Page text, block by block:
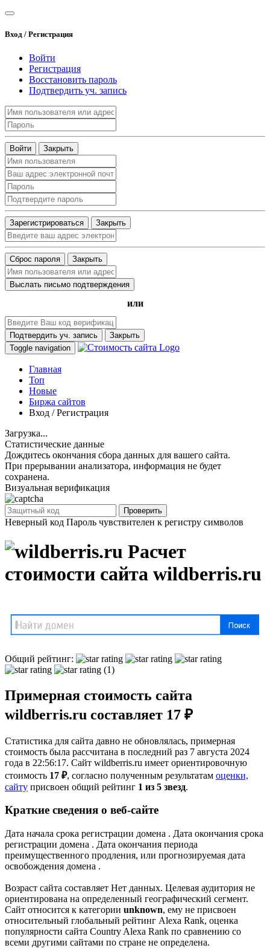
Вход / Регистрация
Войти
Регистрация
Восстановить пароль
Подтвердить уч. запись
Войти Закрыть
Зарегистрироваться Закрыть
Сброс пароля Закрыть
Выслать письмо подтверждения
или
Подтвердить уч. запись
Закрыть
Toggle navigation
Главная
Топ
Новые
Биржа сайтов
Вход / Регистрация
Загрузка...
Статистические данные
Дождитесь окончания сбора данных для вашего сайта.
При прерывании анализатора, информация не будет
сохранена.
Визуальная верификация
Проверить
Неверный код Пароль чувствителен к регистру символов
Расчет
стоимости сайта wildberris.ru
Общий рейтинг:
(1)
Примерная стоимость сайта
wildberris.ru составляет 17 ₽
Статистика для сайта давно не обновлялась, примерная
стоимость была рассчитана в последний раз 7 августа 2024
года в 22:56:17. Сайт wildberris.ru имеет ориентировочную
стоимость 17 ₽, cогласно полученным результатам оценки,
сайту присвоен общий рейтинг 1 из 5 звезд.
Краткие сведения о веб-сайте
Дата начала срока регистрации домена . Дата окончания срока
регистрации домена . Дата окончания периода
преимущественного продления, или прогнозируемая дата
освобождения домена .
Возраст сайта составляет Нет данных. Целевая аудитория не
ориентирована на определенный географический сегмент.
Сайт относится к категории unknown, ему не присвоен
относительный глобальный рейтинг Alexa Rank, оценка
популярности сайта Country Alexa Rank по сравнению со
всеми другими сайтами по стране не определена.